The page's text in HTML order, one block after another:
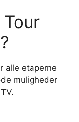
alle etaperne
muligheder